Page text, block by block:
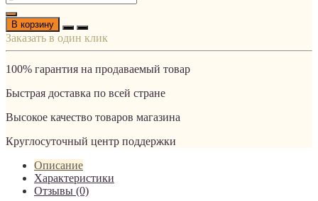
В корзину
Заказать в один клик
100% гарантия на продаваемый товар
Быстрая доставка по всей стране
Высокое качество товаров магазина
Круглосуточный центр поддержки
Описание
Характеристики
Отзывы (0)